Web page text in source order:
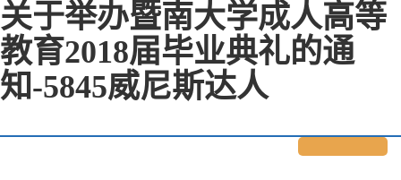
关于举办暨南大学成人高等
教育2018届毕业典礼的通
知-5845威尼斯达人